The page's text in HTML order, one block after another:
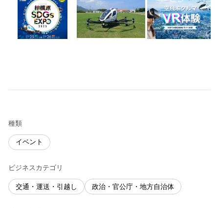
種類
イベント
ビジネスカテゴリ
交通・運送・引越し 政治・官公庁・地方自治体